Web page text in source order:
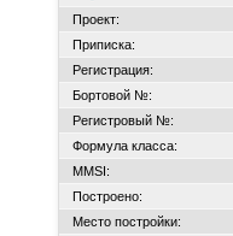
Проект:
Приписка:
Регистрация:
Бортовой №:
Регистровый №:
Формула класса:
MMSI:
Построено:
Место постройки: